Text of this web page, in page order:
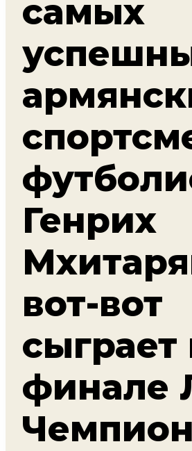
самых
Генрих
вот-вот
сыграет
финале